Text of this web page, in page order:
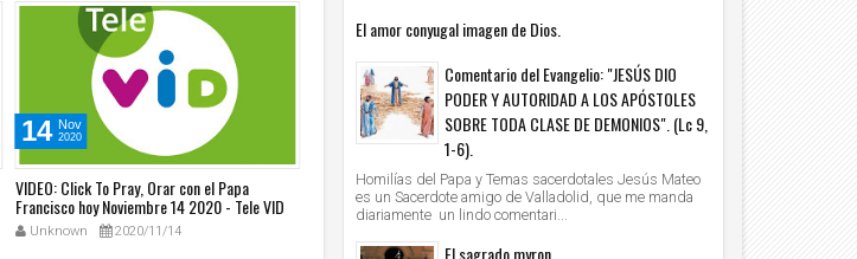
14 Nov
2020
VIDEO: Click To Pray, Orar con el Papa
Francisco hoy Noviembre 14 2020 - Tele VID
Unknown 2020/11/14
Nov
2020
VIDEO: Adoración al Santísimo, Sábado 14
Noviembre de 2020, Padre Osvaldo Ochoa -
Tele VID
13 Nov
2020
VIDEO: Lc. 18,1-8 - Evangelio del día -
Luis Zazano
El amor conyugal imagen de Dios.
Comentario del Evangelio: "JESÚS DIO
PODER Y AUTORIDAD A LOS APÓSTOLES
SOBRE TODA CLASE DE DEMONIOS". (Lc 9,
1-6).
Homilías del Papa y Temas sacerdotales Jesús Mateo
es un Sacerdote amigo de Valladolid, que me manda
diariamente un lindo comentari...
El sagrado myron